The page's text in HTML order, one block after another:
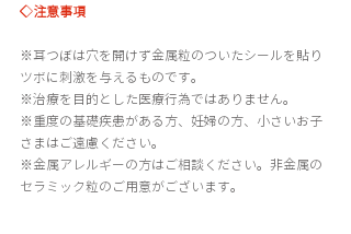
◇注意事項
※耳つぼは穴を開けず金属粒のついたシールを貼り
ツボに刺激を与えるものです。
※治療を目的とした医療行為ではありません。
※重度の基礎疾患がある方、妊婦の方、小さいお子
さまはご遠慮ください。
※金属アレルギーの方はご相談ください。非金属の
セラミック粒のご用意がございます。